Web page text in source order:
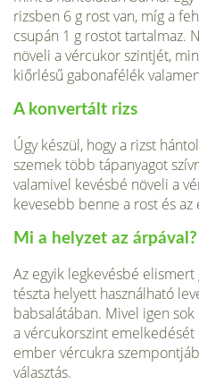
rizsben 6 g rost van, míg a
csupán 1 g rostot tartalmaz.
növeli a vércukor szintjét,
kiőrlésű gabonafélék
A konvertált rizs
Úgy készül, hogy a rizst
szemek több tápanyagot
valamivel kevésbé növeli a
kevesebb benne a rost és az
Mi a helyzet az árpával?
Az egyik legkevésbé elismert
tészta helyett használható
babsalátában. Mivel igen
a vércukorszint
ember vércukra
választás.